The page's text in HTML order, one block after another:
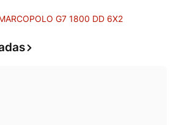
G7 1800 DD 6X2